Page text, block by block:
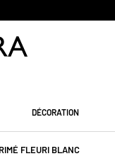
DÉCORATION
FLEURI BLANC